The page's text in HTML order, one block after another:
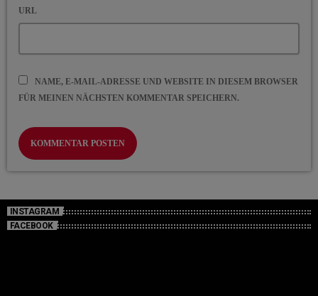
URL
NAME, E-MAIL-ADRESSE UND WEBSITE IN DIESEM BROWSER
FÜR MEINEN NÄCHSTEN KOMMENTAR SPEICHERN.
INSTAGRAM
FACEBOOK